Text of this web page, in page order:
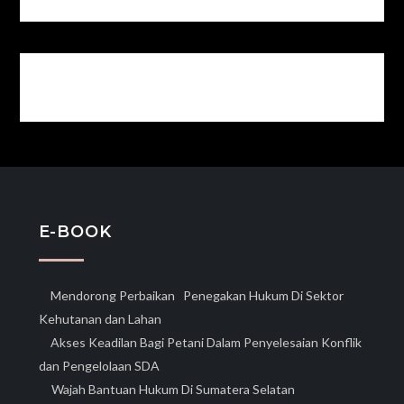
E-BOOK
Mendorong Perbaikan Penegakan Hukum Di Sektor
Kehutanan dan Lahan
Akses Keadilan Bagi Petani Dalam Penyelesaian Konflik
dan Pengelolaan SDA
Wajah Bantuan Hukum Di Sumatera Selatan